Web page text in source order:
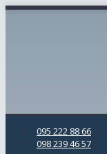
095 222 88 66
098 239 46 57